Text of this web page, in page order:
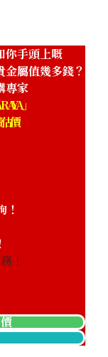
你手頭上嘅
金屬值幾多錢？
專家
」
價
！
！